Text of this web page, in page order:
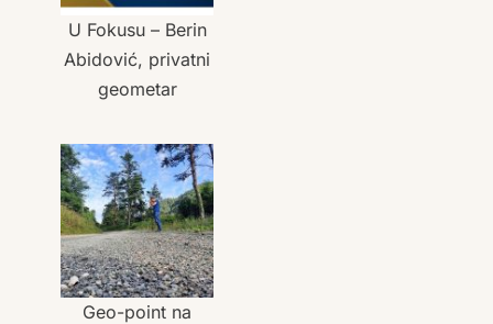
U Fokusu – Berin
Abidović, privatni
geometar
Geo-point na